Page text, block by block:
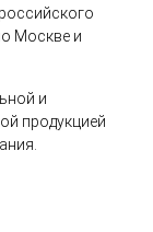
Москве и
и
продукцией